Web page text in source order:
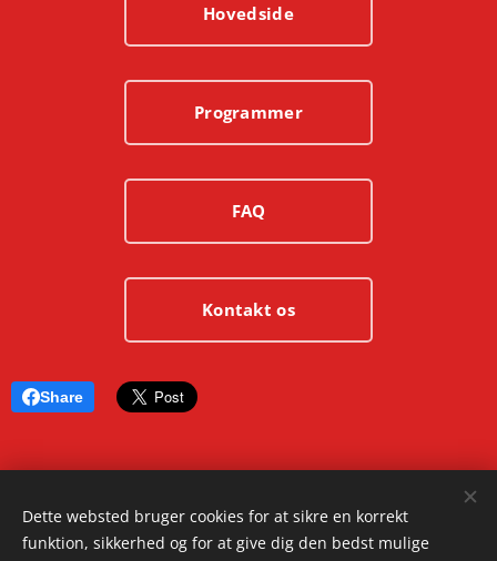
Hovedside
Programmer
FAQ
Kontakt os
Share
© 2025 Ashura.dk | Alle rettigheder forbeholdes.
Cookies
Dette websted bruger cookies for at sikre en korrekt
funktion, sikkerhed og for at give dig den bedst mulige